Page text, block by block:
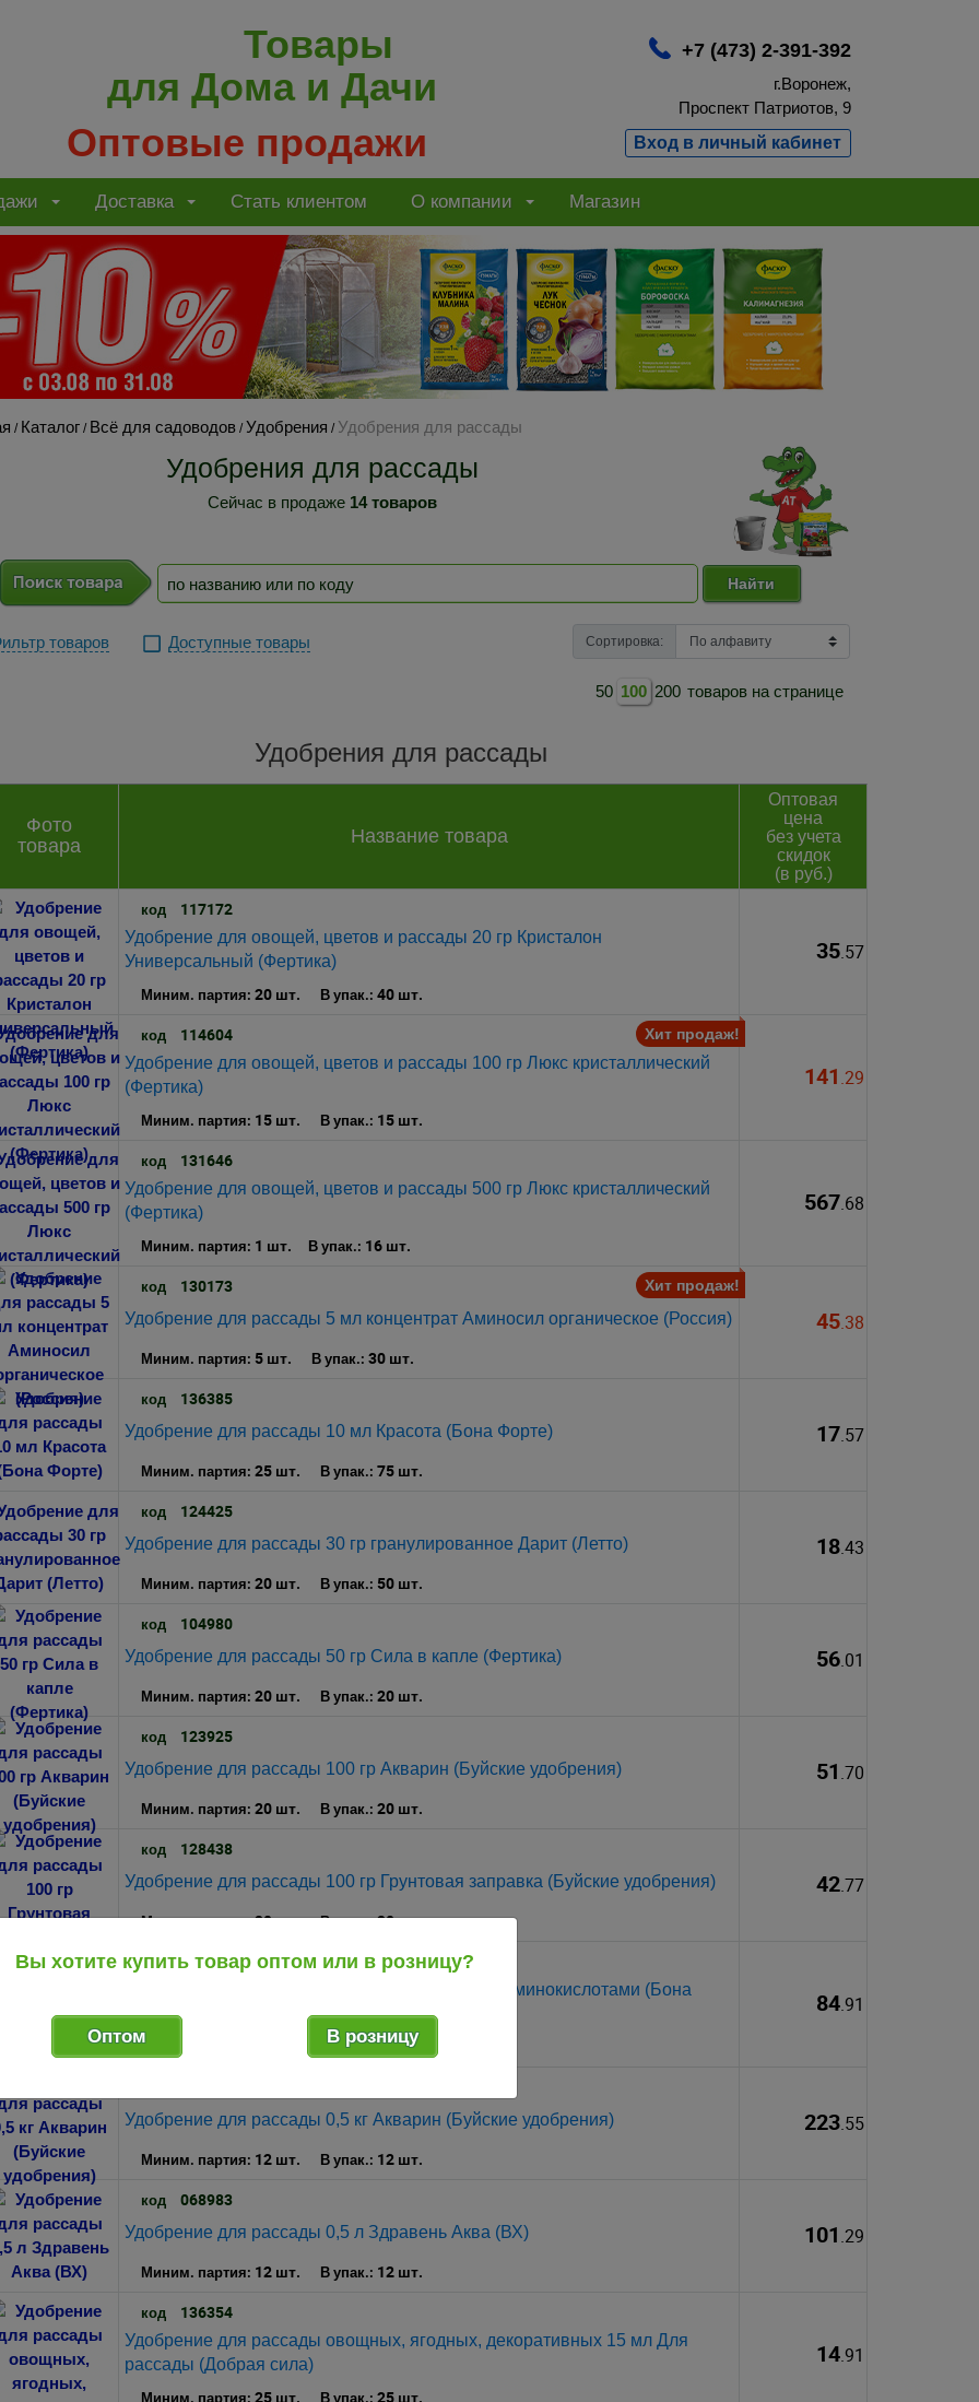
Товары
для Дома и Дачи
Оптовые продажи
+7 (473) 2-391-392
г.Воронеж,
Проспект Патриотов, 9
Вход в личный кабинет
Доставка Стать клиентом О компании Магазин
/ Каталог / Всё для садоводов /Удобрения / Удобрения для рассады
Удобрения для рассады
Сейчас в продаже 14 товаров
Найти
товаров Доступные товары Сортировка:
50 100 200 товаров на странице
Удобрения для рассады
Фото
товара
Название товара
Оптовая
цена
без учета
скидок
(в руб.)
код 117172
Удобрение для овощей, цветов и рассады 20 гр Кристалон
Универсальный (Фертика)
Миним. партия: 20 шт. В упак.: 40 шт.
35.57
код 114604
Удобрение для овощей, цветов и рассады 100 гр Люкс кристаллический
(Фертика)
Миним. партия: 15 шт. В упак.: 15 шт.
Хит продаж!
141.29
код 131646
Удобрение для овощей, цветов и рассады 500 гр Люкс кристаллический
(Фертика)
Миним. партия: 1 шт. В упак.: 16 шт.
567.68
код 130173
Удобрение для рассады 5 мл концентрат Аминосил органическое (Россия)
Миним. партия: 5 шт. В упак.: 30 шт.
Хит продаж!
45.38
код 136385
Удобрение для рассады 10 мл Красота (Бона Форте)
Миним. партия: 25 шт. В упак.: 75 шт.
17.57
код 124425
Удобрение для рассады 30 гр гранулированное Дарит (Летто)
Миним. партия: 20 шт. В упак.: 50 шт.
18.43
код 104980
Удобрение для рассады 50 гр Сила в капле (Фертика)
Миним. партия: 20 шт. В упак.: 20 шт.
56.01
код 123925
Удобрение для рассады 100 гр Акварин (Буйские удобрения)
Миним. партия: 20 шт. В упак.: 20 шт.
51.70
код 128438
Удобрение для рассады 100 гр Грунтовая заправка (Буйские удобрения)
Миним. партия:20 шт. В упак.:20 шт.
42.77
код 136323
Удобрение для рассады 100 гр Для рассады с аминокислотами (Бона
Форте)
Миним. партия: В упак.:30 шт.
84.91
Удобрение для рассады 0,5 кг Акварин (Буйские удобрения)
Миним. партия: 12 шт. В упак.: 12 шт.
223.55
код 068983
Удобрение для рассады 0,5 л Здравень Аква (ВХ)
Миним. партия: 12 шт. В упак.: 12 шт.
101.29
код 136354
Удобрение для рассады овощных, ягодных, декоративных 15 мл Для
рассады (Добрая сила)
Миним. партия: 25 шт. В упак.: 25 шт.
14.91
Вы хотите купить товар оптом или в розницу?
Оптом В розницу